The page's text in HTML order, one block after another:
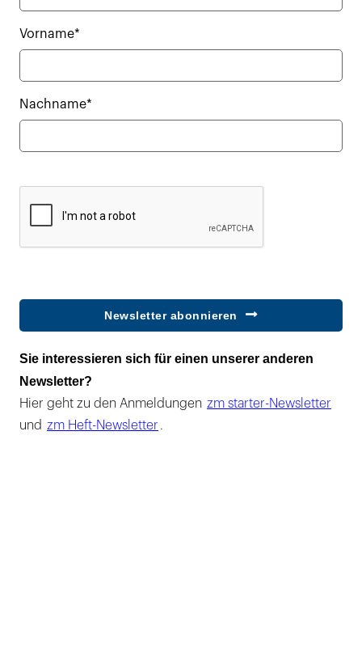
Vorname*
Nachname*
Newsletter abonnieren
Sie interessieren sich für einen unserer anderen
Newsletter?
Hier geht zu den Anmeldungen zm starter-Newsletter
und zm Heft-Newsletter .